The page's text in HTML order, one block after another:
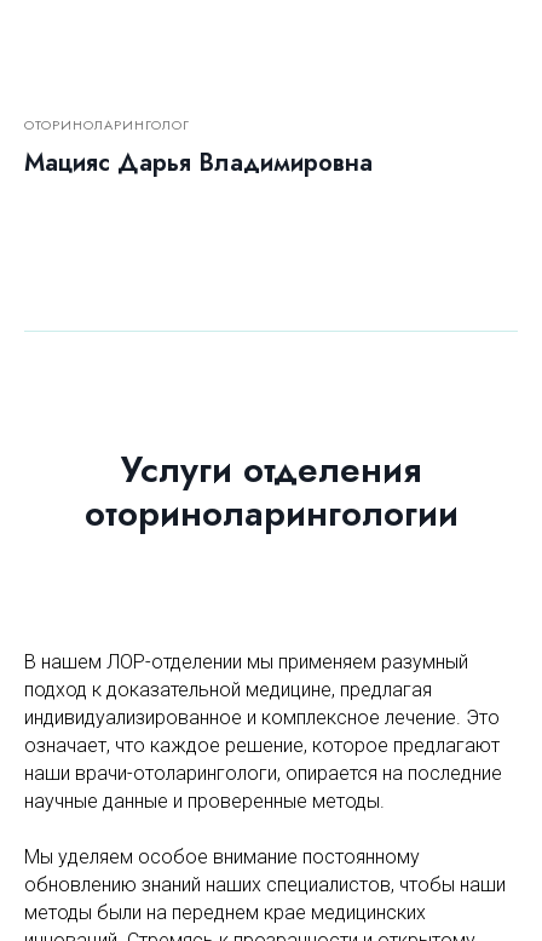
ОТОРИНОЛАРИНГОЛОГ
Мацияс Дарья Владимировна
Услуги отделения
оториноларингологии
В нашем ЛОР-отделении мы применяем разумный
подход к доказательной медицине, предлагая
индивидуализированное и комплексное лечение. Это
означает, что каждое решение, которое предлагают
наши врачи-отоларингологи, опирается на последние
научные данные и проверенные методы.
Мы уделяем особое внимание постоянному
обновлению знаний наших специалистов, чтобы наши
методы были на переднем крае медицинских